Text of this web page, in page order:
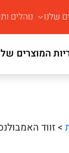
שלנו נוהלים
המוצרים
> זווד